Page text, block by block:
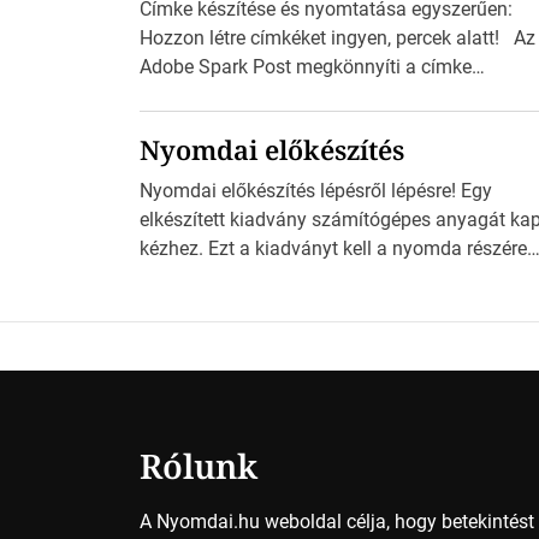
Címke készítése és nyomtatása egyszerűen:
Hozzon létre címkéket ingyen, percek alatt! Az
Adobe Spark Post megkönnyíti a címke
tartalmaz, amelyek segítségével igazán
foroghatnak a kreatív fogaskerekek, miközben
zajlik a saját címke készítése. Hogyan
készítsünk címkét? Válasszon méretet és alakot:
Nyomdai előkészítés
Nyomdai előkészítés lépésről lépésre! Egy
elkészített kiadvány számítógépes anyagát
kézhez. Ezt a kiadványt kell a nyomda részére
után derüljön ki, hogy valamit másképp kellett
volna csinálni! […]
Rólunk
A Nyomdai.hu weboldal célja, hogy